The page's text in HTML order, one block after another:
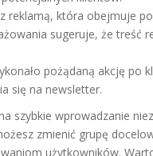
reklamą, która obejmuje
sugeruje, że treść
pożądaną akcję po
się na newsletter.
szybkie wprowadzanie
zmienić grupę
użytkowników.